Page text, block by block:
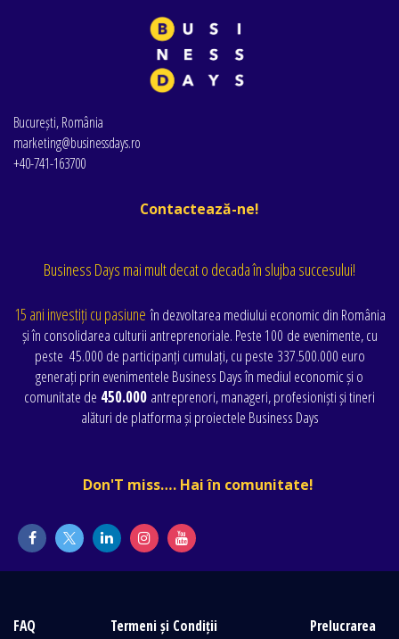
București, România
marketing@businessdays.ro
+40-741-163700
Contactează-ne!
Business Days mai mult decat o decada în slujba succesului!
15 ani investiți cu pasiune în dezvoltarea mediului economic din România
și în consolidarea culturii antreprenoriale. Peste 100 de evenimente, cu
peste 45.000 de participanți cumulați, cu peste 337.500.000 euro
generați prin evenimentele Business Days în mediul economic și o
comunitate de 450.000 antreprenori, manageri, profesioniști și tineri
alături de platforma și proiectele Business Days
Don'T miss…. Hai în comunitate!
FAQ Termeni și Condiții
Prelucrarea